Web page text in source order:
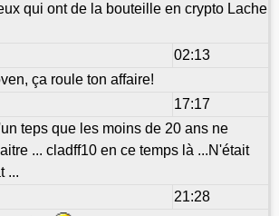
qui ont de la bouteille en crypto Lache
02:13
ça roule ton affaire!
17:17
teps que les moins de 20 ans ne
... cladff10 en ce temps là ...N'était
...
21:28